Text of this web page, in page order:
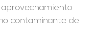
contaminante de